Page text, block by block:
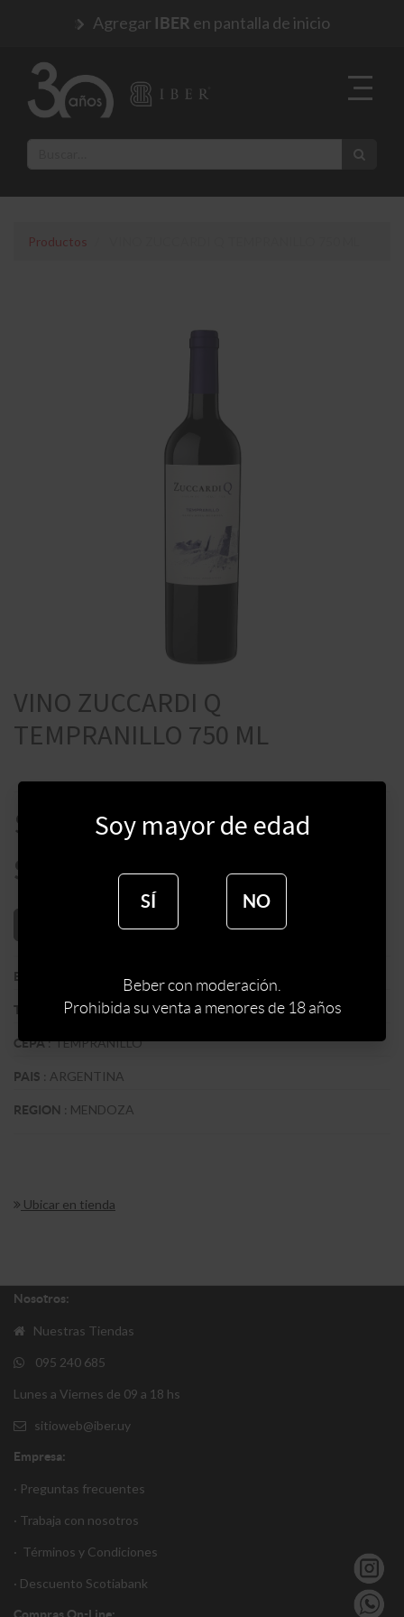
Agregar IBER en pantalla de inicio
Productos
VINO ZUCCARDI Q
TEMPRANILLO 750 ML
$ 1200
$
AÑADIR AL CARRITO
BODEGA ZUCCARDI WINES
TIPO DE VINO:TINTO
CEPA:TEMPRANILLO
PAIS : ARGENTINA
REGION : MENDOZA
Ubicar en tienda
Nosotros:
Nuestras Tiendas
095 240 685
Lunes a Viernes de 09 a 18 hs
sitioweb@iber.uy
Empresa:
· Preguntas frecuentes
· Trabaja con nosotros
· Términos y Condiciones
· Descuento Scotiabank
Compras On-Line:
Soy mayor de edad
SÍ NO
Beber con moderación.
Prohibida su venta a menores de 18 años